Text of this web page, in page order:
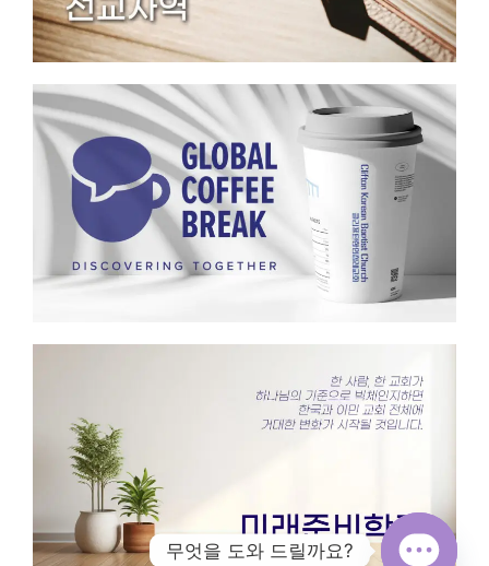
무엇을 도와 드릴까요?